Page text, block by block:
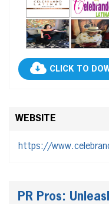
CLICK TO
WEBSITE
https://
PR Pros: